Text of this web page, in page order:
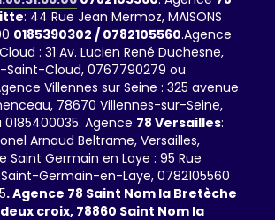
: 44 Rue Jean Mermoz, MAISONS
0185390302 / 0782105560.Agence
: 31 Av. Lucien René Duchesne,
Saint-Cloud, 0767790279 ou
Villennes sur Seine : 325 avenue
78670 Villennes-sur-Seine,
0185400035. Agence 78 Versailles:
Arnaud Beltrame, Versailles,
Saint Germain en Laye : 95 Rue
Saint-Germain-en-Laye, 0782105560
. Agence 78 Saint Nom la Bretèche
croix, 78860 Saint Nom la